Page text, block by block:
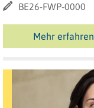
BE26-FWP-0000
Mehr erfahren